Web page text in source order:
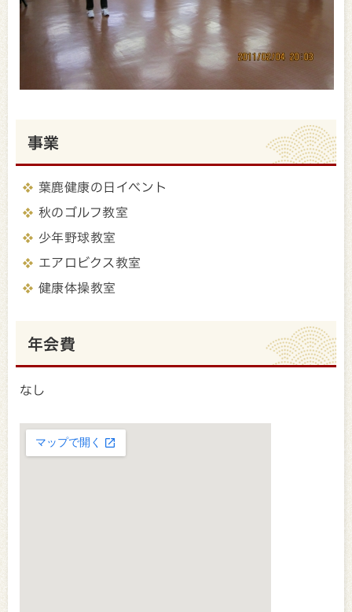
事業
葉鹿健康の日イベント
秋のゴルフ教室
少年野球教室
エアロビクス教室
健康体操教室
年会費
なし